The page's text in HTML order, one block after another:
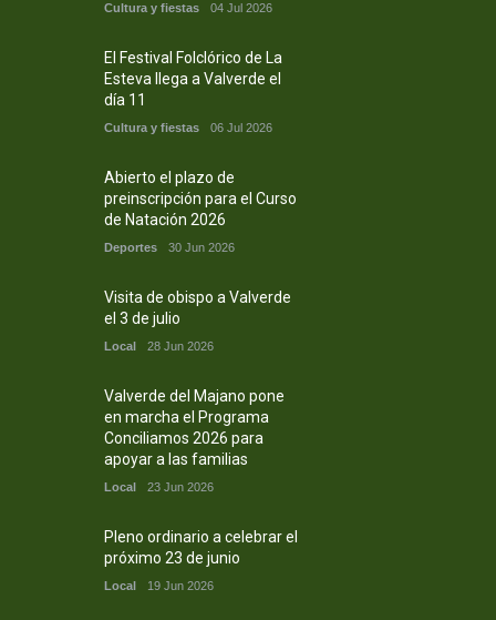
Cultura y fiestas 04 Jul 2026
El Festival Folclórico de La
Esteva llega a Valverde el
día 11
Cultura y fiestas 06 Jul 2026
Abierto el plazo de
preinscripción para el Curso
de Natación 2026
Deportes 30 Jun 2026
Visita de obispo a Valverde
el 3 de julio
Local 28 Jun 2026
Valverde del Majano pone
en marcha el Programa
Conciliamos 2026 para
apoyar a las familias
Local 23 Jun 2026
Pleno ordinario a celebrar el
próximo 23 de junio
Local 19 Jun 2026